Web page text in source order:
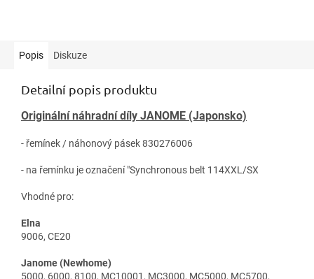
Popis Diskuze
Detailní popis produktu
Originální náhradní díly JANOME (Japonsko)
- řemínek / náhonový pásek 830276006
- na řemínku je označení "Synchronous belt 114XXL/SX
Vhodné pro:
Elna
9006, CE20
Janome (Newhome)
5000, 6000, 8100, MC10001, MC3000, MC5000, MC5700,